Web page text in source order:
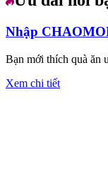
Nhập
Bạn mới thích quà ăn
Xem chi tiết